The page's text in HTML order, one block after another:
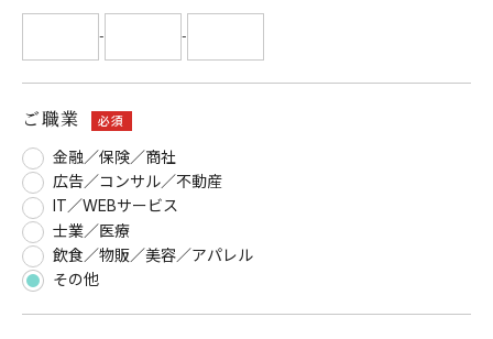
- -
ご職業 必須
金融／保険／商社
広告／コンサル／不動産
IT／WEBサービス
士業／医療
飲食／物販／美容／アパレル
その他